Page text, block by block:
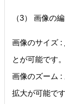
（3） 画像の
画像のサイズ :
とが可能です。
画像のズーム :
拡大が可能です